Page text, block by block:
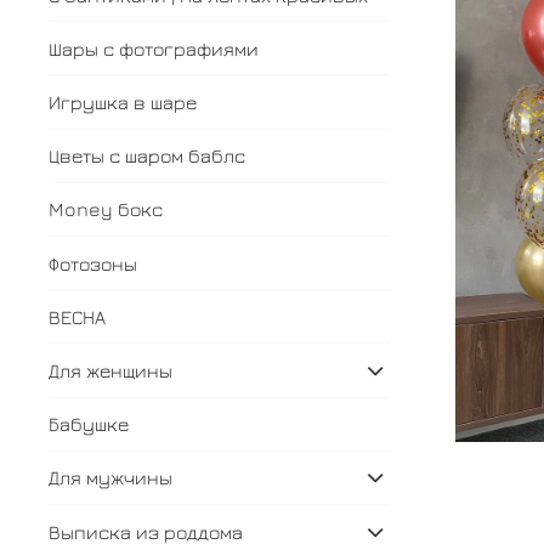
Шары с фотографиями
Игрушка в шаре
Цветы с шаром баблс
Money бокс
Фотозоны
ВЕСНА
Для женщины
Бабушке
Для мужчины
Выписка из роддома